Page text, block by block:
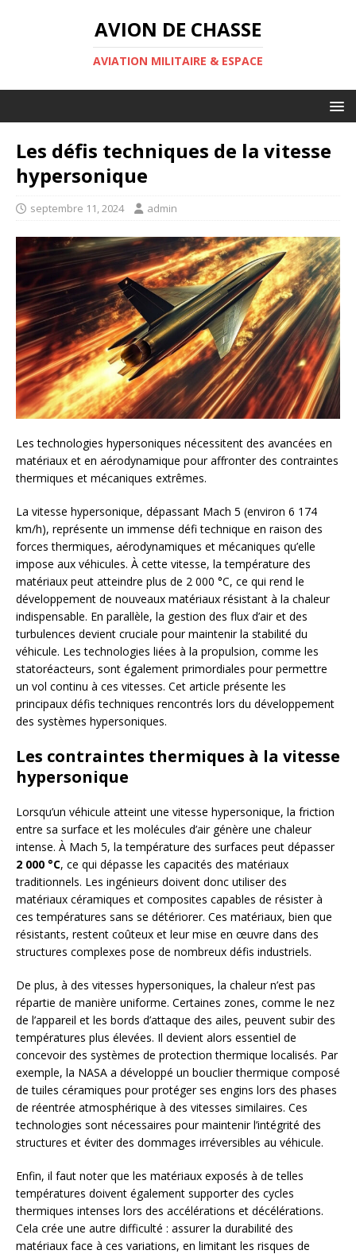
AVION DE CHASSE
AVIATION MILITAIRE & ESPACE
Les défis techniques de la vitesse
hypersonique
septembre 11, 2024 admin
Les technologies hypersoniques nécessitent des avancées en
matériaux et en aérodynamique pour affronter des contraintes
thermiques et mécaniques extrêmes.
La vitesse hypersonique, dépassant Mach 5 (environ 6 174
km/h), représente un immense défi technique en raison des
forces thermiques, aérodynamiques et mécaniques qu’elle
impose aux véhicules. À cette vitesse, la température des
matériaux peut atteindre plus de 2 000 °C, ce qui rend le
développement de nouveaux matériaux résistant à la chaleur
indispensable. En parallèle, la gestion des flux d’air et des
turbulences devient cruciale pour maintenir la stabilité du
véhicule. Les technologies liées à la propulsion, comme les
statoréacteurs, sont également primordiales pour permettre
un vol continu à ces vitesses. Cet article présente les
principaux défis techniques rencontrés lors du développement
des systèmes hypersoniques.
Les contraintes thermiques à la vitesse
hypersonique
Lorsqu’un véhicule atteint une vitesse hypersonique, la friction
entre sa surface et les molécules d’air génère une chaleur
intense. À Mach 5, la température des surfaces peut dépasser
2 000 °C, ce qui dépasse les capacités des matériaux
traditionnels. Les ingénieurs doivent donc utiliser des
matériaux céramiques et composites capables de résister à
ces températures sans se détériorer. Ces matériaux, bien que
résistants, restent coûteux et leur mise en œuvre dans des
structures complexes pose de nombreux défis industriels.
De plus, à des vitesses hypersoniques, la chaleur n’est pas
répartie de manière uniforme. Certaines zones, comme le nez
de l’appareil et les bords d’attaque des ailes, peuvent subir des
températures plus élevées. Il devient alors essentiel de
concevoir des systèmes de protection thermique localisés. Par
exemple, la NASA a développé un bouclier thermique composé
de tuiles céramiques pour protéger ses engins lors des phases
de réentrée atmosphérique à des vitesses similaires. Ces
technologies sont nécessaires pour maintenir l’intégrité des
structures et éviter des dommages irréversibles au véhicule.
Enfin, il faut noter que les matériaux exposés à de telles
températures doivent également supporter des cycles
thermiques intenses lors des accélérations et décélérations.
Cela crée une autre difficulté : assurer la durabilité des
matériaux face à ces variations, en limitant les risques de